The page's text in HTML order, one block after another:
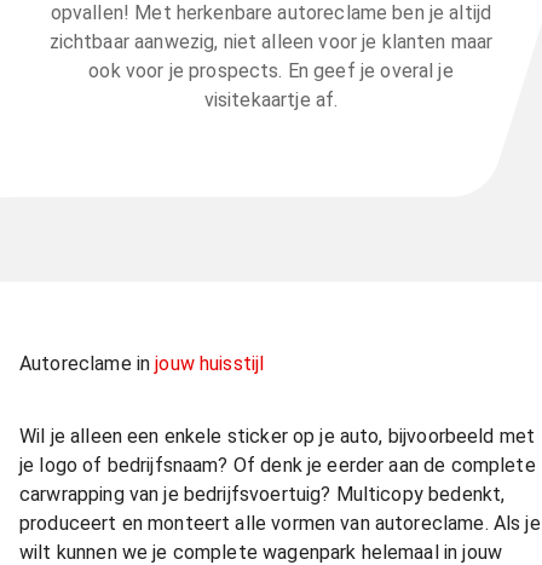
opvallen! Met herkenbare autoreclame ben je altijd
zichtbaar aanwezig, niet alleen voor je klanten maar
ook voor je prospects. En geef je overal je
visitekaartje af.
Autoreclame injouw huisstijl
Wil je alleen een enkele sticker op je auto, bijvoorbeeld met
je logo of bedrijfsnaam? Of denk je eerder aan de complete
carwrapping van je bedrijfsvoertuig? Multicopy bedenkt,
produceert en monteert alle vormen van autoreclame. Als je
wilt kunnen we je complete wagenpark helemaal in jouw